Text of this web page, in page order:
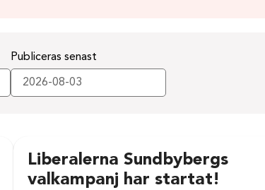
Publiceras senast
Liberalerna Sundbybergs
valkampanj har startat!